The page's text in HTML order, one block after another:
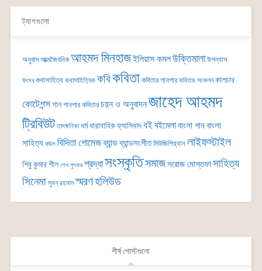
ট্যাগগুলো
অনুবাদ আত্মজৈবনিক আহমদ মিনহাজইলিয়াস কমলউক্তিমালা উপন্যাস
উৎসব কথাসাহিত্য কথাসাহিত্যিক কবিকবিতা কবিতার গানপার কবিতার সংকলন কালচার
কোটেশন্সগান গানপার কবিতার চয়ন ও অনুবাদনজাহেদ আহমদ
ট্রিবিউট তাৎক্ষণিকা ধর্ম ধারাবাহিকফ্যাসিবাদবইবইমেলাবাংলা গানবাংলা
সাহিত্য বাউল বিদিতা গোমেজব্যান্ডব্যান্ডসংগীত মিউজিশিয়্যান লাইফস্টাইল
শিবু কুমার শীল শেখ লুৎফর শ্রদ্ধাসংস্কৃতিসমাজসরোজ মোস্তফাসাহিত্য
সিনেমা সুমন রহমান স্মরণহলিউড
শীর্ষ পোস্টগুলো